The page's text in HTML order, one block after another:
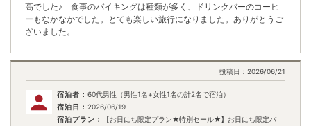
高でした♪ 食事のバイキングは種類が多く、ドリンクバーのコーヒ
ーもなかなかでした。とても楽しい旅行になりました。ありがとうご
ざいました。
投稿日： 2026/06/21
宿泊者： 60代男性（男性1名+女性1名の計2名で宿泊）
宿泊日： 2026/06/19
宿泊プラン：
【お日にち限定プラン★特別セール★】お日にち限定バ